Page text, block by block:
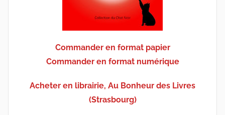
Commander en format papier
Commander en format numérique
Acheter en librairie, Au Bonheur des Livres
(Strasbourg)